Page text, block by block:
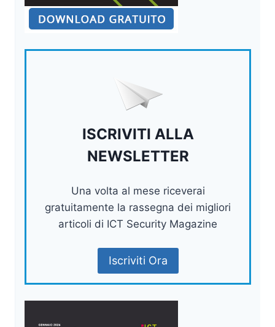
ISCRIVITI ALLA
NEWSLETTER
Una volta al mese riceverai
gratuitamente la rassegna dei migliori
articoli di ICT Security Magazine
Iscriviti Ora